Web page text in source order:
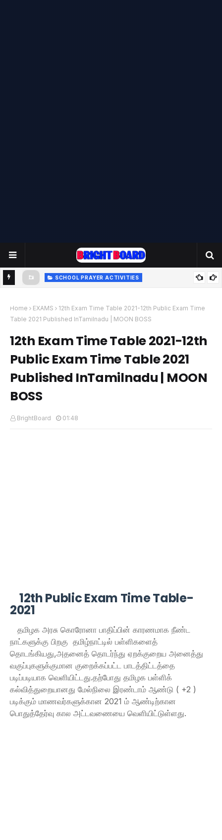
SCHOOL PRAYER ACTIVITIES
- 22.07.2025 | பள்ளி காலை வழிபாட்டு செயல்பாடுகள் |
www.brightboard.net | MOON
Home EXAMS
12th Exam Time Table 2021-12th Public Exam Time
Table 2021 Published InTamilnadu | MOON BOSS
12th Exam Time Table 2021-12th
Public Exam Time Table 2021
Published InTamilnadu | MOON
BOSS
BrightBoard 01:48
12th Public Exam Time Table-
2021
தமிழக அரசு கொரோனா பாதிப்பின் காரணமாக நீண்ட
நாட்களுக்கு பிறகு தமிழ்நாட்டில் பள்ளிகளைத்
தொடங்கியது,அதனைத் தொடர்ந்து ஏறக்குறைய அனைத்து
வகுப்புகளுக்குமான குறைக்கப்பட்ட பாடத்திட்டத்தை
படிப்படியாக வெளியிட்டது.தற்போது தமிழக பள்ளிக்
கல்வித்துறையானது மேல்நிலை இரண்டாம் ஆண்டு ( +2 )
படிக்கும் மாணவர்களுக்கான 2021 ம் ஆண்டிற்கான
பொதுத்தேர்வு கால அட்டவணையை வெளியிட்டுள்ளது.